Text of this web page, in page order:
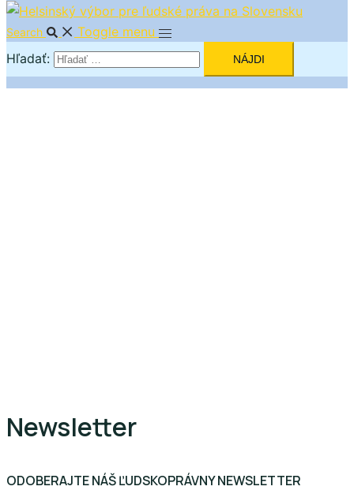
Search
Toggle menu
Hľadať:
Newsletter
ODOBERAJTE NÁŠ ĽUDSKOPRÁVNY NEWSLETTER